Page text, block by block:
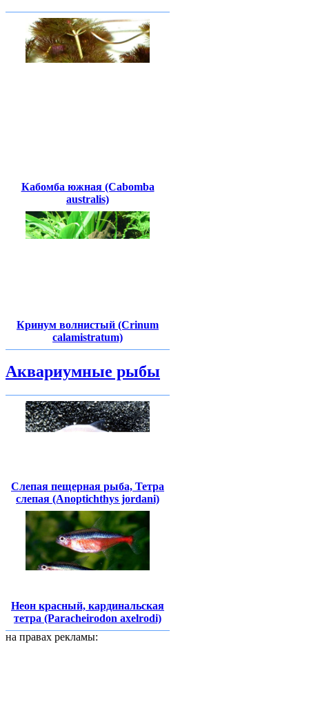
Кабомба южная (Cabomba
australis)
Кринум волнистый (Crinum
calamistratum)
Аквариумные рыбы
Слепая пещерная рыба, Тетра
слепая (Anoptichthys jordani)
Неон красный, кардинальская
тетра (Paracheirodon axelrodi)
на правах рекламы: